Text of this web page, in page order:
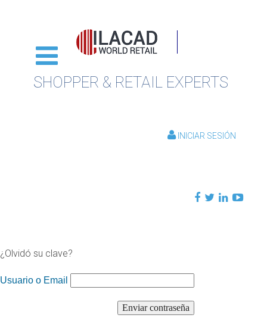
SHOPPER & RETAIL EXPERTS
INICIAR SESIÓN
¿Olvidó su clave?
Usuario o Email